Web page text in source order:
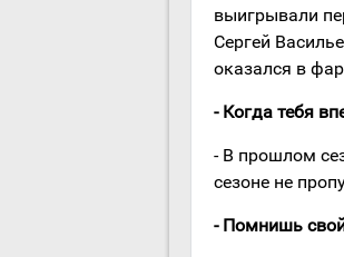
выигрывали
Сергей
оказался в
- Когда тебя
- В прошлом
сезоне не
- Помнишь